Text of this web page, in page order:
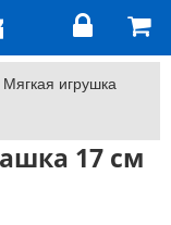
Мягкая игрушка
17 см